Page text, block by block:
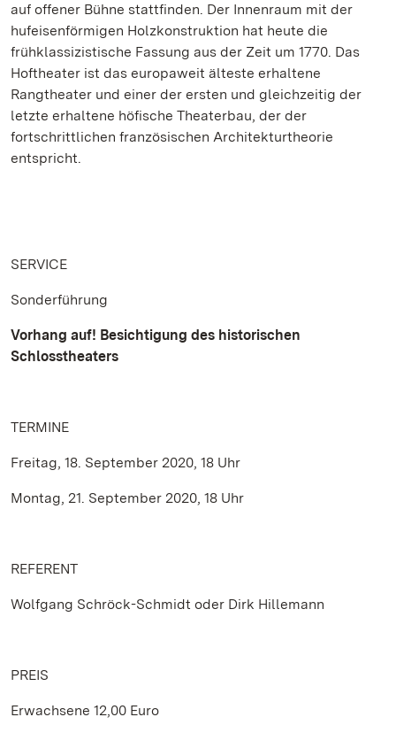
auf offener Bühne stattfinden. Der Innenraum mit der
hufeisenförmigen Holzkonstruktion hat heute die
frühklassizistische Fassung aus der Zeit um 1770. Das
Hoftheater ist das europaweit älteste erhaltene
Rangtheater und einer der ersten und gleichzeitig der
letzte erhaltene höfische Theaterbau, der der
fortschrittlichen französischen Architekturtheorie
entspricht.
SERVICE
Sonderführung
Vorhang auf! Besichtigung des historischen
Schlosstheaters
TERMINE
Freitag, 18. September 2020, 18 Uhr
Montag, 21. September 2020, 18 Uhr
REFERENT
Wolfgang Schröck-Schmidt oder Dirk Hillemann
PREIS
Erwachsene 12,00 Euro